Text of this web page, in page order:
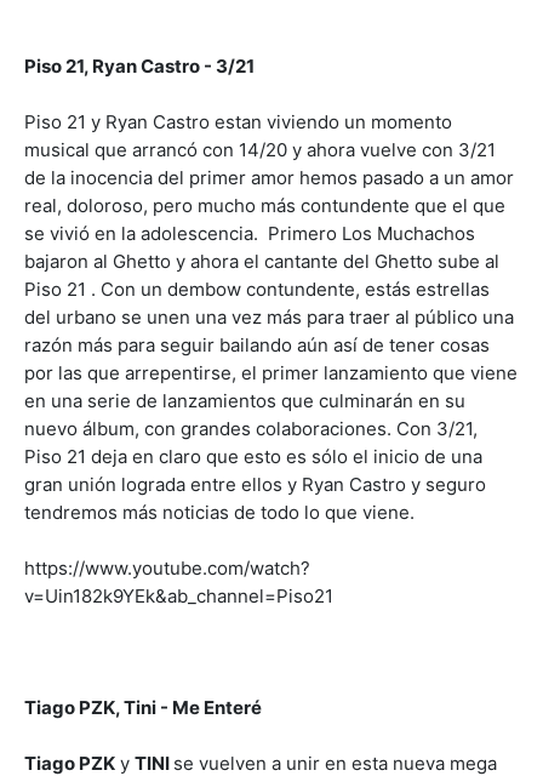
Piso 21, Ryan Castro - 3/21
Piso 21 y Ryan Castro estan viviendo un momento
musical que arrancó con 14/20 y ahora vuelve con 3/21
de la inocencia del primer amor hemos pasado a un amor
real, doloroso, pero mucho más contundente que el que
se vivió en la adolescencia. Primero Los Muchachos
bajaron al Ghetto y ahora el cantante del Ghetto sube al
Piso 21 . Con un dembow contundente, estás estrellas
del urbano se unen una vez más para traer al público una
razón más para seguir bailando aún así de tener cosas
por las que arrepentirse, el primer lanzamiento que viene
en una serie de lanzamientos que culminarán en su
nuevo álbum, con grandes colaboraciones. Con 3/21,
Piso 21 deja en claro que esto es sólo el inicio de una
gran unión lograda entre ellos y Ryan Castro y seguro
tendremos más noticias de todo lo que viene.
https://www.youtube.com/watch?
v=Uin182k9YEk&ab_channel=Piso21
Tiago PZK, Tini - Me Enteré
Tiago PZK y TINI se vuelven a unir en esta nueva mega